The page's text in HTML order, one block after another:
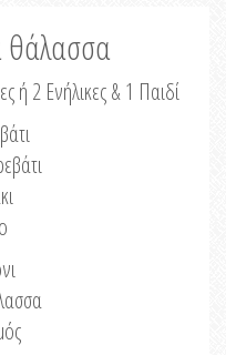
θάλασσα
ή 2 Ενήλικες & 1 Παιδί